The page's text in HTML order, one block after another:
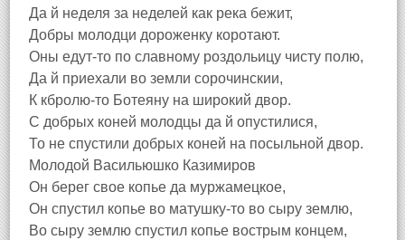
Да й неделя за неделей как река бежит,
Добры молодци дороженку коротают.
Оны едут-то по славному роздольицу чисту полю,
Да й приехали во земли сорочинскии,
К кбролю-то Ботеяну на широкий двор.
С добрых коней молодцы да й опустилися,
То не спустили добрых коней на посыльной двор.
Молодой Васильюшко Казимиров
Он берег свое копье да муржамецкое,
Он спустил копье во матушку-то во сыру землю,
Во сыру землю спустил копье вострым концем,